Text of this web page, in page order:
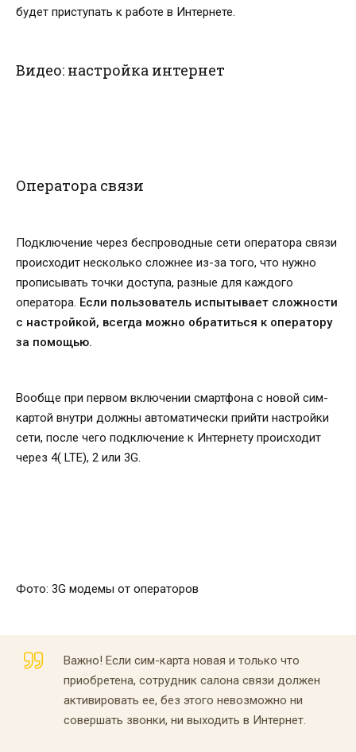
будет приступать к работе в Интернете.
Видео: настройка интернет
Оператора связи
Подключение через беспроводные сети оператора связи
происходит несколько сложнее из-за того, что нужно
прописывать точки доступа, разные для каждого
оператора. Если пользователь испытывает сложности
с настройкой, всегда можно обратиться к оператору
за помощью.
Вообще при первом включении смартфона с новой сим-
картой внутри должны автоматически прийти настройки
сети, после чего подключение к Интернету происходит
через 4( LTE), 2 или 3G.
Фото: 3G модемы от операторов
Важно! Если сим-карта новая и только что
приобретена, сотрудник салона связи должен
активировать ее, без этого невозможно ни
совершать звонки, ни выходить в Интернет.